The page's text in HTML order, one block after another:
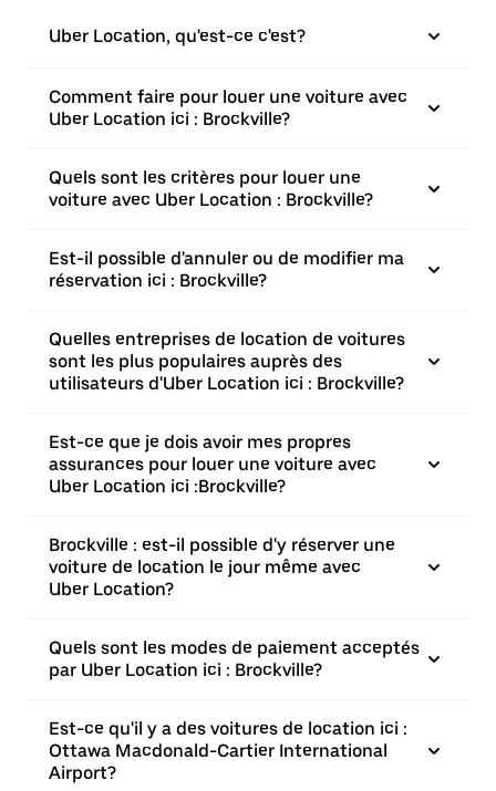
Uber Location, qu'est-ce c'est?
Comment faire pour louer une voiture avec
Uber Location ici : Brockville?
Quels sont les critères pour louer une
voiture avec Uber Location : Brockville?
Est-il possible d'annuler ou de modifier ma
réservation ici : Brockville?
Quelles entreprises de location de voitures
sont les plus populaires auprès des
utilisateurs d'Uber Location ici : Brockville?
Est-ce que je dois avoir mes propres
assurances pour louer une voiture avec
Uber Location ici :Brockville?
Brockville : est-il possible d'y réserver une
voiture de location le jour même avec
Uber Location?
Quels sont les modes de paiement acceptés
par Uber Location ici : Brockville?
Est-ce qu'il y a des voitures de location ici :
Ottawa Macdonald-Cartier International
Airport?